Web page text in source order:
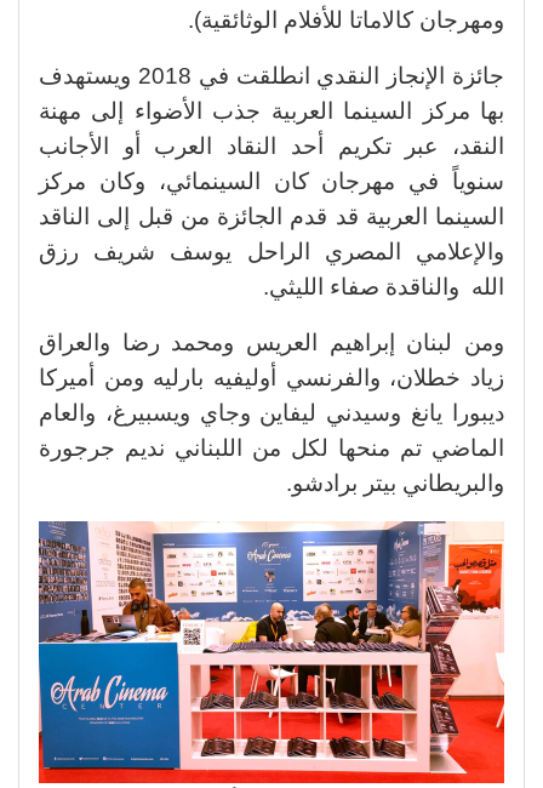
ومهرجان كالاماتا للأفلام الوثائقية).
جائزة الإنجاز النقدي انطلقت في 2018 ويستهدف
بها مركز السينما العربية جذب الأضواء إلى مهنة
النقد، عبر تكريم أحد النقاد العرب أو الأجانب
سنوياً في مهرجان كان السينمائي، وكان مركز
السينما العربية قد قدم الجائزة من قبل إلى الناقد
والإعلامي المصري الراحل يوسف شريف رزق
الله والناقدة صفاء الليثي.
ومن لبنان إبراهيم العريس ومحمد رضا والعراق
زياد خطلان، والفرنسي أوليفيه بارليه ومن أميركا
ديبورا يانغ وسيدني ليفاين وجاي ويسبيرغ، والعام
الماضي تم منحها لكل من اللبناني نديم جرجورة
والبريطاني بيتر برادشو.